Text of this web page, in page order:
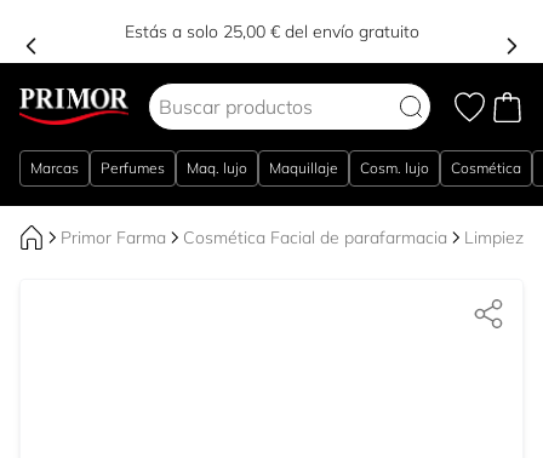
Estás a solo 25,00 € del envío gratuito
Marcas Perfumes Maq. lujo Maquillaje Cosm. lujo Cosmética
Primor Farma Cosmética Facial de parafarmacia Limpieza